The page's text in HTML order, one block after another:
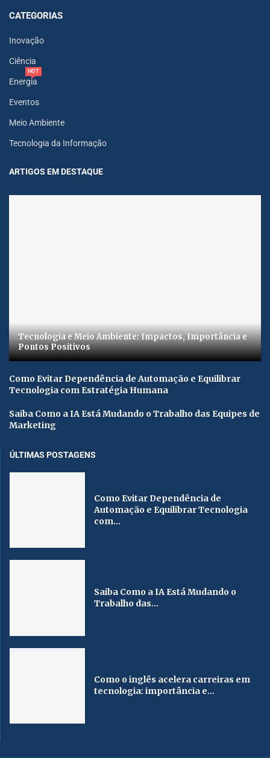
CATEGORIAS
Inovação
Ciência
Energia
HOT
Eventos
Meio Ambiente
Tecnologia da Informação
ARTIGOS EM DESTAQUE
Tecnologia e Meio Ambiente: Impactos, Importância e
Pontos Positivos
Como Evitar Dependência de Automação e Equilibrar
Tecnologia com Estratégia Humana
Saiba Como a IA Está Mudando o Trabalho das Equipes de
Marketing
ÚLTIMAS POSTAGENS
Como Evitar Dependência de
Automação e Equilibrar Tecnologia
com...
Saiba Como a IA Está Mudando o
Trabalho das...
Como o inglês acelera carreiras em
tecnologia: importância e...